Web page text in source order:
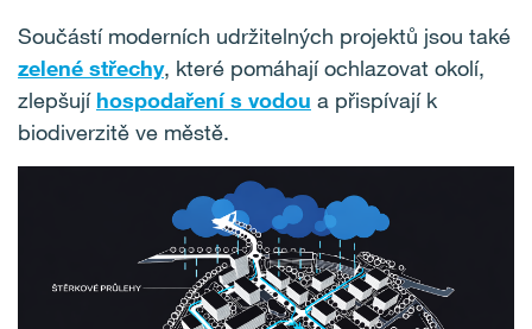
Součástí moderních udržitelných projektů jsou také
zelené střechy, které pomáhají ochlazovat okolí,
zlepšují hospodaření s vodou a přispívají k
biodiverzitě ve městě.